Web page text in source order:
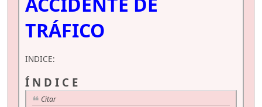
TRÁFICO
INDICE:
Í N D I C E
Citar